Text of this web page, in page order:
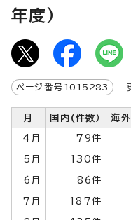
年度）
ページ番号 1015283 更
月 国内(件数） 海
4月 79件
5月 130件
6月 86件
7月 187件